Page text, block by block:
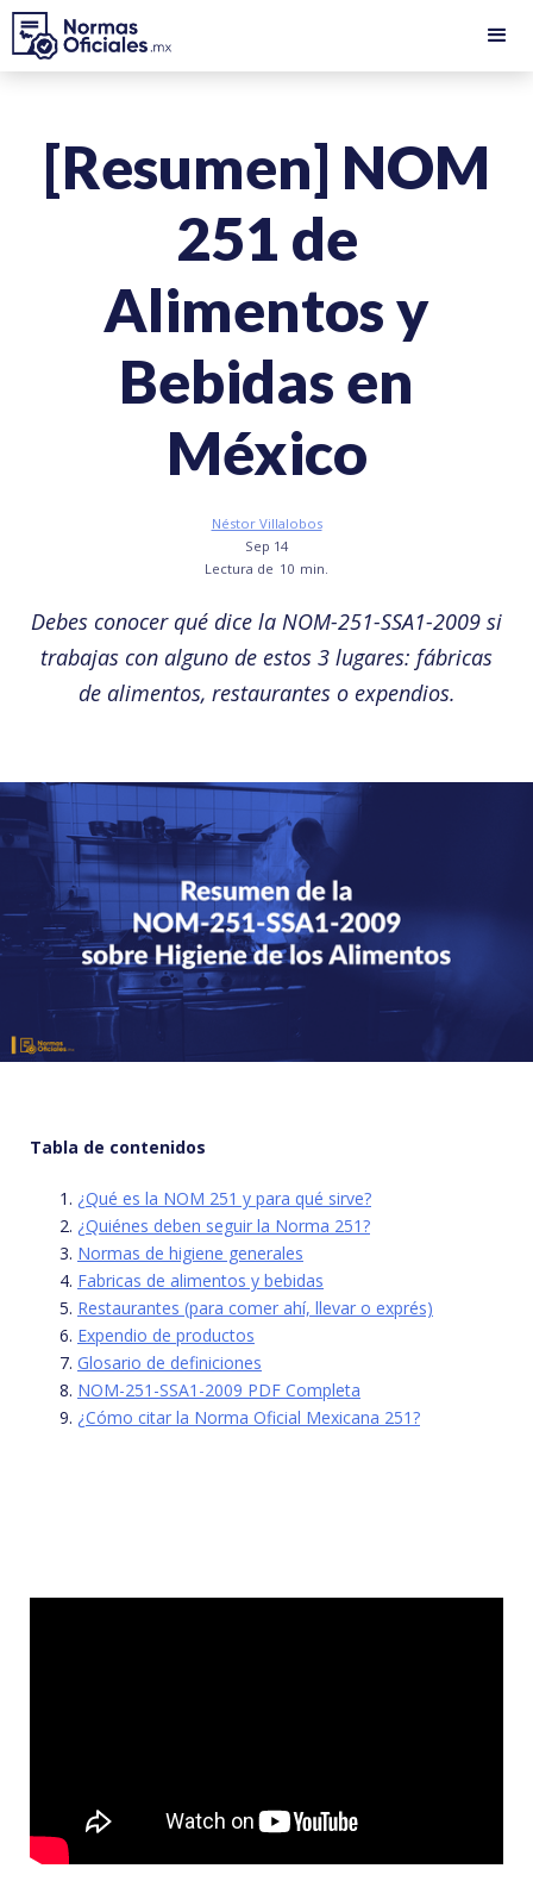
[Resumen] NOM
251 de
Alimentos y
Bebidas en
México
Néstor Villalobos
Sep 14
Lectura de 10 min.
Debes conocer qué dice la NOM-251-SSA1-2009 si
trabajas con alguno de estos 3 lugares: fábricas
de alimentos, restaurantes o expendios.
Tabla de contenidos
¿Qué es la NOM 251 y para qué sirve?
¿Quiénes deben seguir la Norma 251?
Normas de higiene generales
Fabricas de alimentos y bebidas
Restaurantes (para comer ahí, llevar o exprés)
Expendio de productos
Glosario de definiciones
NOM-251-SSA1-2009 PDF Completa
¿Cómo citar la Norma Oficial Mexicana 251?